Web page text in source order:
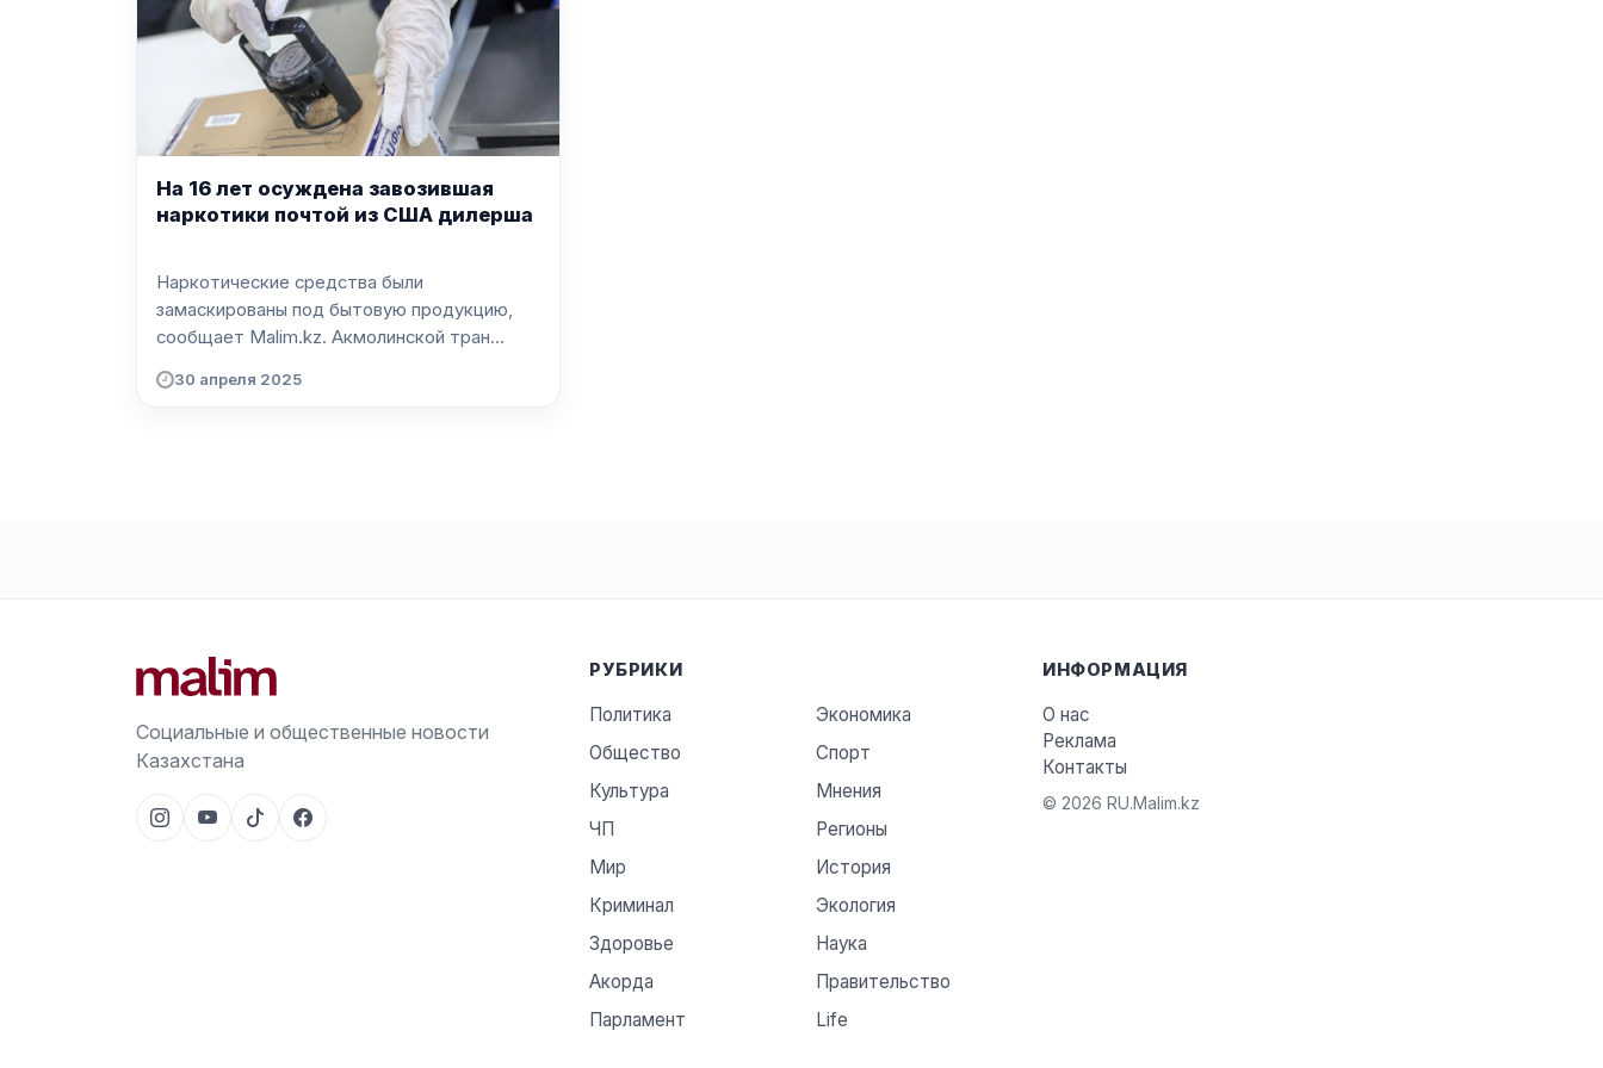
На 16 лет осуждена завозившая
наркотики почтой из США дилерша
Наркотические средства были
замаскированы под бытовую продукцию,
сообщает Malim.kz. Акмолинской тран...
30 апреля 2025
Социальные и общественные новости
Казахстана
РУБРИКИ
Политика
Экономика
Общество
Спорт
Культура
Мнения
ЧП
Регионы
Мир
История
Криминал
Экология
Здоровье
Наука
Акорда
Правительство
Парламент
Life
ИНФОРМАЦИЯ
О нас
Реклама
Контакты
© 2026 RU.Malim.kz